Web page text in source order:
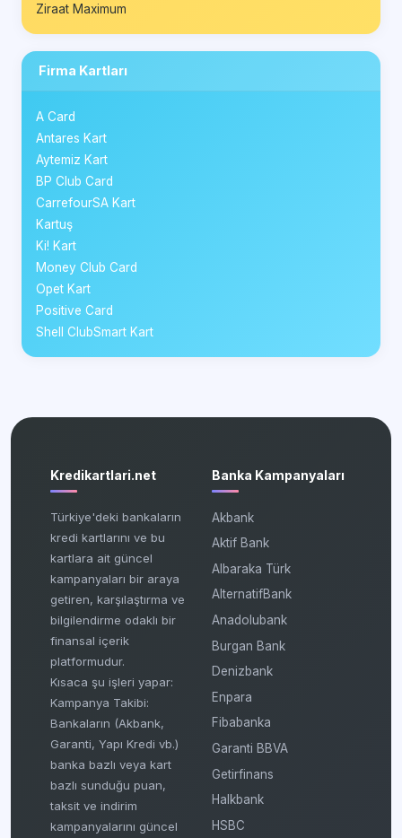
Ziraat Maximum
Firma Kartları
A Card
Antares Kart
Aytemiz Kart
BP Club Card
CarrefourSA Kart
Kartuş
Ki! Kart
Money Club Card
Opet Kart
Positive Card
Shell ClubSmart Kart
Kredikartlari.net
Türkiye'deki bankaların
kredi kartlarını ve bu
kartlara ait güncel
kampanyaları bir araya
getiren, karşılaştırma ve
bilgilendirme odaklı bir
finansal içerik
platformudur.
Kısaca şu işleri yapar:
Kampanya Takibi:
Bankaların (Akbank,
Garanti, Yapı Kredi vb.)
banka bazlı veya kart
bazlı sunduğu puan,
taksit ve indirim
kampanyalarını güncel
Banka Kampanyaları
Akbank
Aktif Bank
Albaraka Türk
AlternatifBank
Anadolubank
Burgan Bank
Denizbank
Enpara
Fibabanka
Garanti BBVA
Getirfinans
Halkbank
HSBC